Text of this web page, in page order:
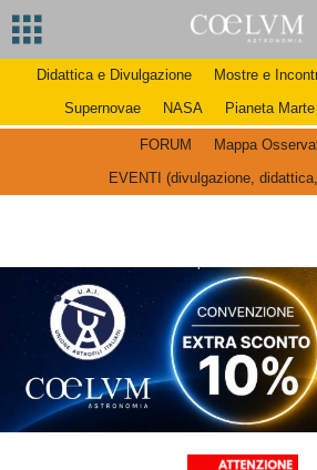
Didattica e Divulgazione Mostre e
Supernovae
NASA Pianeta Marte
FORUM
Mappa
EVENTI (divulgazione,